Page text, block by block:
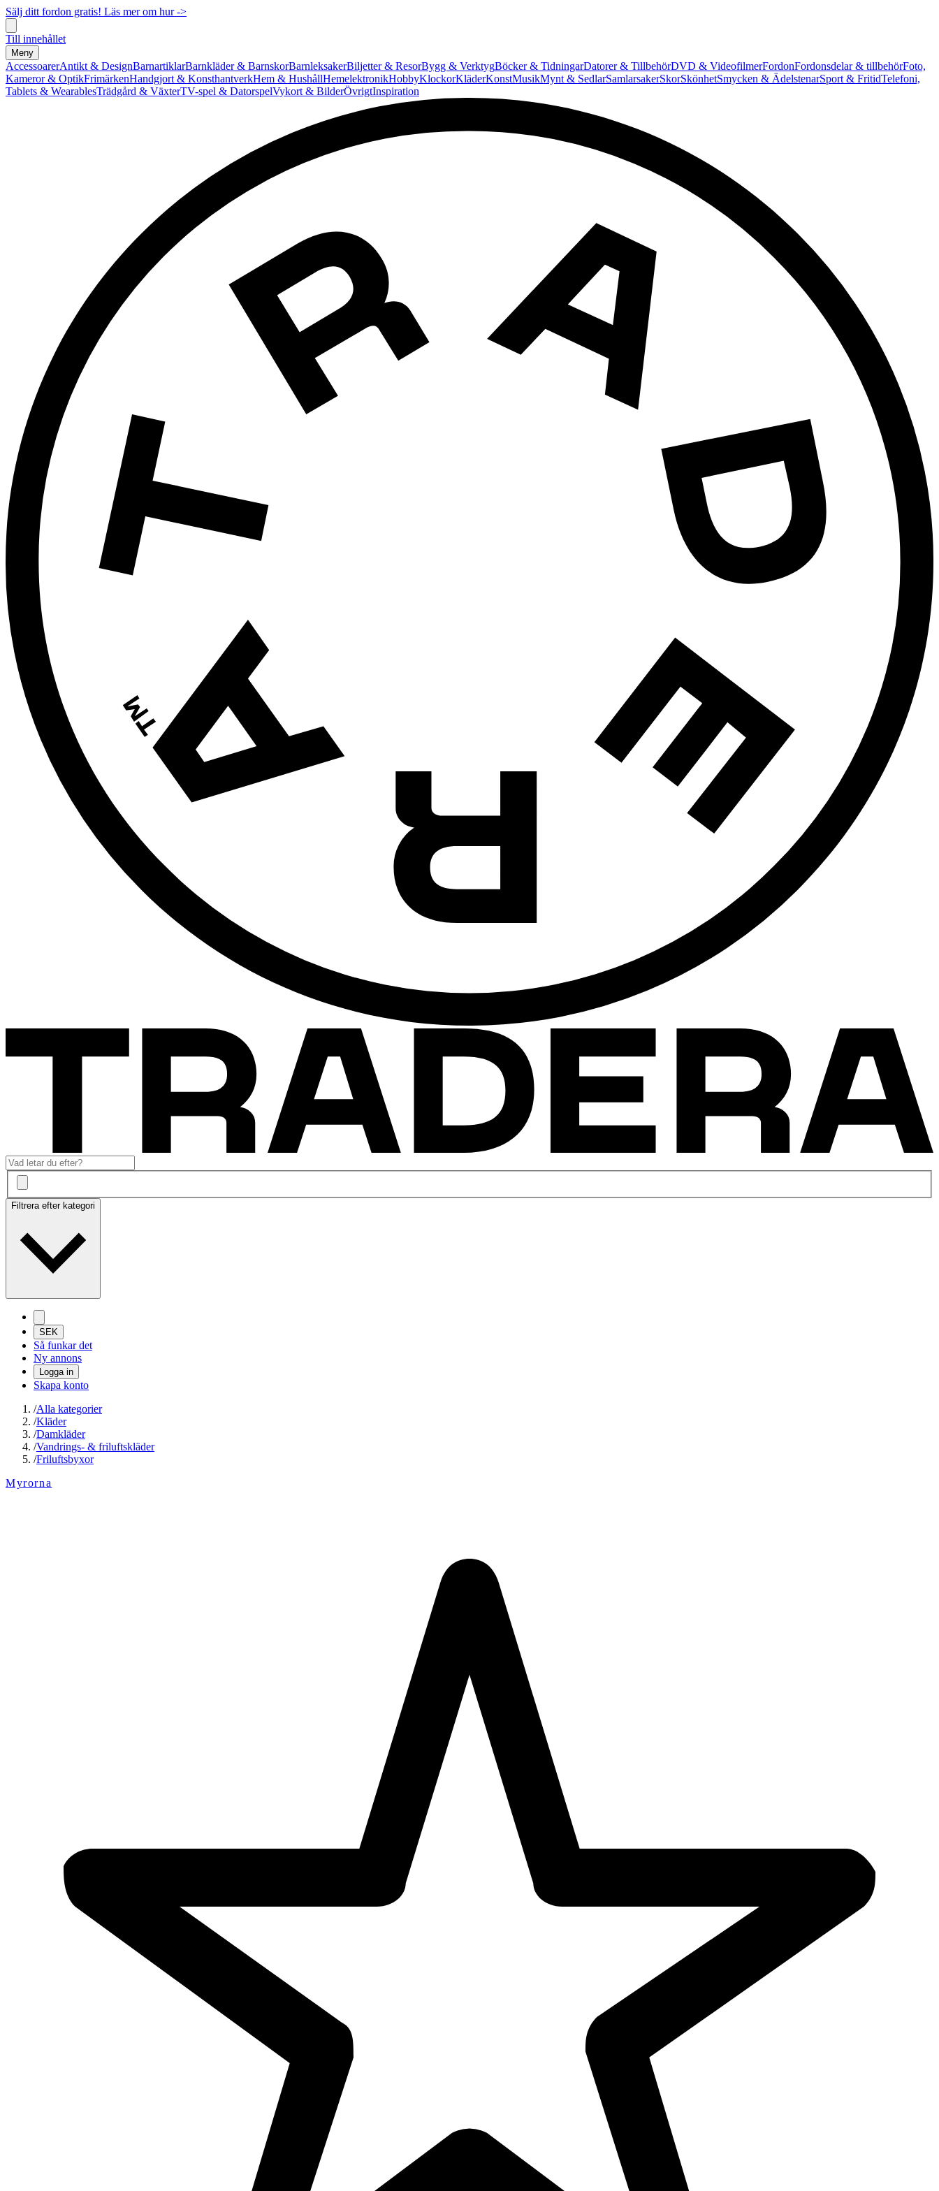
Sälj ditt fordon gratis! Läs mer om hur ->
Till innehållet
Meny
AccessoarerAntikt & DesignBarnartiklarBarnkläder & BarnskorBarnleksakerBiljetter & ResorBygg & VerktygBöcker & TidningarDatorer & TillbehörDVD & VideofilmerFordonFordonsdelar & tillbehörFoto,
Kameror & OptikFrimärkenHandgjort & KonsthantverkHem & HushållHemelektronikHobbyKlockorKläderKonstMusikMynt & SedlarSamlarsakerSkorSkönhetSmycken & ÄdelstenarSport & FritidTelefoni,
Tablets & WearablesTrädgård & VäxterTV-spel & DatorspelVykort & BilderÖvrigtInspiration
Filtrera efter kategori
SEK
Så funkar det
Ny annons
Logga in
Skapa konto
/Alla kategorier
/Kläder
/Damkläder
/Vandrings- & friluftskläder
/Friluftsbyxor
Myrorna